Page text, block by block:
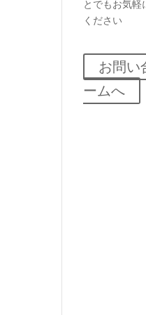
とでもお気軽
ください
お問い
ームへ